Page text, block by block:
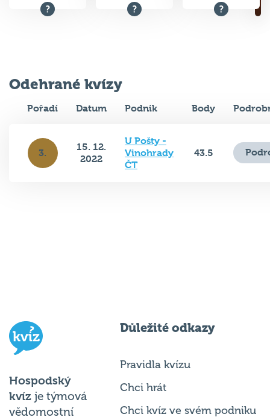
Odehrané kvízy
Pořadí Datum Podnik Body
3.
15. 12.
2022
U Pošty -
Vinohrady
ČT
43.5
Hospodský
kvíz je týmová
vědomostní
Důležité odkazy
Pravidla kvízu
Chci hrát
Chci kvíz ve svém podniku